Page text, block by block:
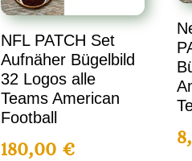
NFL PATCH Set
Aufnäher Bügelbild
32 Logos alle
Teams American
Football
180,00 €